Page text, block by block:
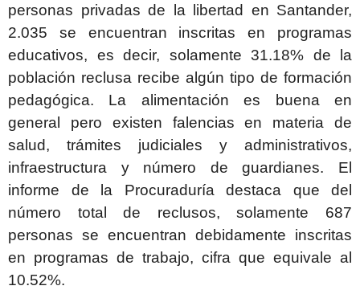
personas privadas de la libertad en Santander,
2.035 se encuentran inscritas en programas
educativos, es decir, solamente 31.18% de la
población reclusa recibe algún tipo de formación
pedagógica. La alimentación es buena en
general pero existen falencias en materia de
salud, trámites judiciales y administrativos,
infraestructura y número de guardianes. El
informe de la Procuraduría destaca que del
número total de reclusos, solamente 687
personas se encuentran debidamente inscritas
en programas de trabajo, cifra que equivale al
10.52%.